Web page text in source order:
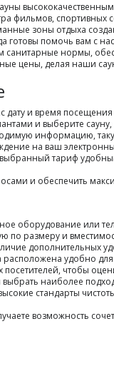
фильмов,
зоны отдыха
готовы помочь вам с
санитарные нормы,
цены, делая наши
дату и время посещения
и выберите
информацию,
на ваш
тариф
и обеспечить
оборудование или
по размеру и
дополнительных
расположена удобно для
чтобы
выбрать наиболее
стандарты
возможность